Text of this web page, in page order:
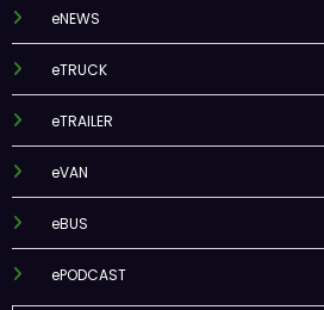
eNEWS
eTRUCK
eTRAILER
eVAN
eBUS
ePODCAST